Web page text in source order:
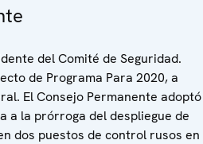
del Comité de Seguridad.
de Programa Para 2020, a
El Consejo Permanente adoptó
a la prórroga del despliegue de
dos puestos de control rusos en